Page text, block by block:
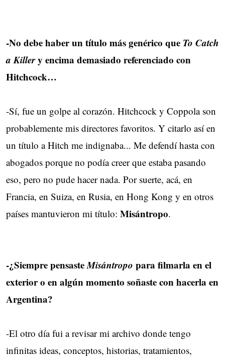
-No debe haber un título más genérico que To Catch
a Killery encima demasiado referenciado con
Hitchcock…
-Sí, fue un golpe al corazón. Hitchcock y Coppola son
probablemente mis directores favoritos. Y citarlo así en
un título a Hitch me indignaba... Me defendí hasta con
abogados porque no podía creer que estaba pasando
eso, pero no pude hacer nada. Por suerte, acá, en
Francia, en Suiza, en Rusia, en Hong Kong y en otros
países mantuvieron mi título: Misántropo.
-¿Siempre pensasteMisántropo para filmarla en el
exterior o en algún momento soñaste con hacerla en
Argentina?
-El otro día fui a revisar mi archivo donde tengo
infinitas ideas, conceptos, historias, tratamientos,